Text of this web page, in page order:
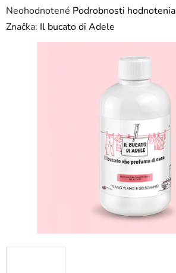
Priemerné
hodnotenie
produktu
Neohodnotené Podrobnosti hodnotenia
Značka: Il bucato di Adele